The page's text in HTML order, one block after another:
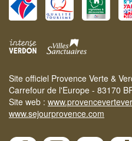
Site officiel Provence Verte &
Carrefour de l'Europe - 83170
Site web :
www.sejourprovence.com